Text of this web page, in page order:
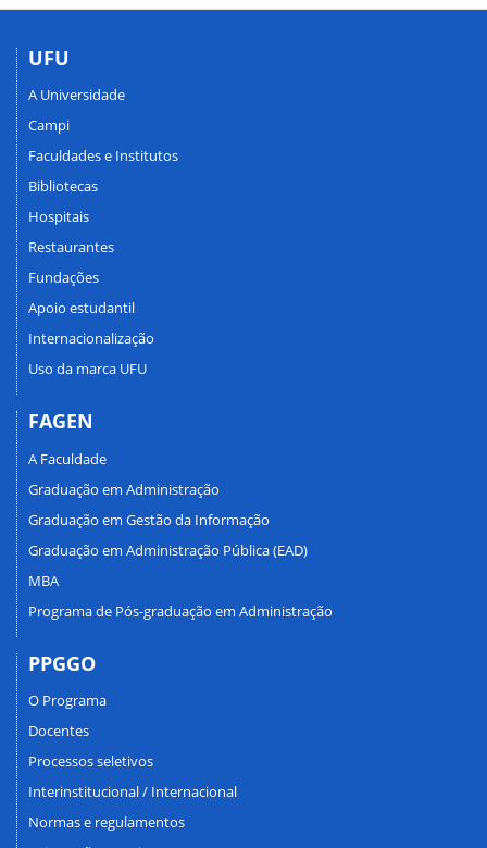
UFU
A Universidade
Campi
Faculdades e Institutos
Bibliotecas
Hospitais
Restaurantes
Fundações
Apoio estudantil
Internacionalização
Uso da marca UFU
FAGEN
A Faculdade
Graduação em Administração
Graduação em Gestão da Informação
Graduação em Administração Pública (EAD)
MBA
Programa de Pós-graduação em Administração
PPGGO
O Programa
Docentes
Processos seletivos
Interinstitucional / Internacional
Normas e regulamentos